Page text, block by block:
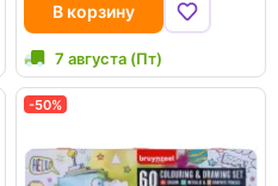
В корзину
7 августа (Пт)
-50%